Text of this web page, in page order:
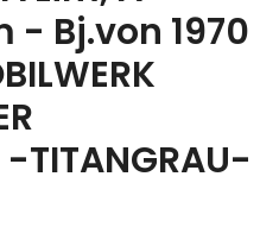
- Bj.von 1970
-TITANGRAU-